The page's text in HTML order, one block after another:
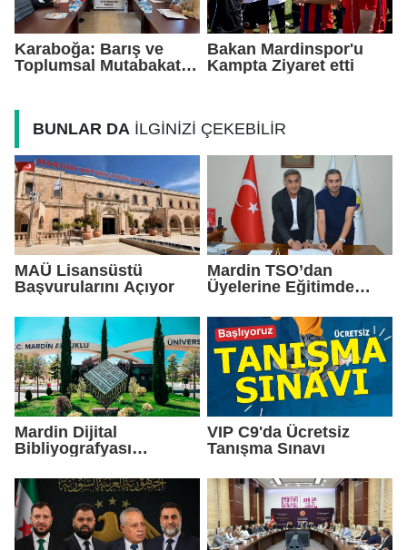
Karaboğa: Barış ve
Toplumsal Mutabakat
Bakan Mardinspor'u
Kampta Ziyaret etti
BUNLAR DA İLGİNİZİ ÇEKEBİLİR
MAÜ Lisansüstü
Başvurularını Açıyor
Mardin TSO’dan
Üyelerine Eğitimde
Mardin Dijital
Bibliyografyası
Buluştu
VIP C9'da Ücretsiz
Tanışma Sınavı